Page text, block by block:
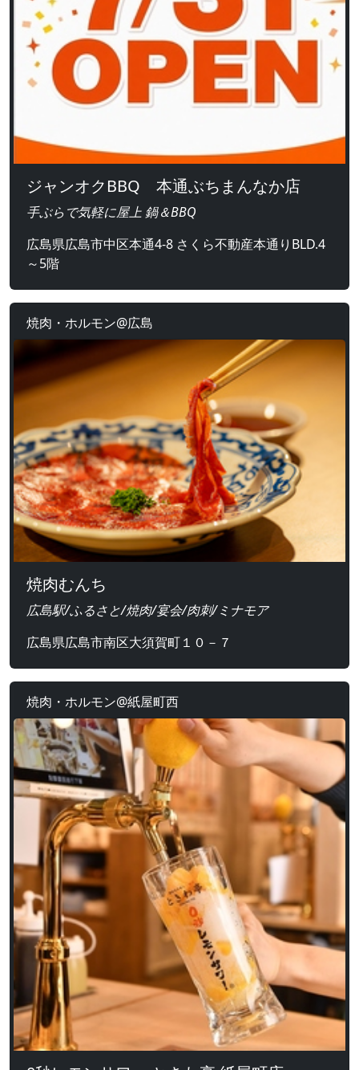
ジャンオクBBQ 本通ぶちまんなか店
手ぶらで気軽に屋上 鍋＆BBQ
広島県広島市中区本通4-8 さくら不動産本通りBLD.4
～5階
焼肉・ホルモン@広島
焼肉むんち
広島駅/ふるさと/焼肉/宴会/肉刺/ミナモア
広島県広島市南区大須賀町１０－７
焼肉・ホルモン@紙屋町西